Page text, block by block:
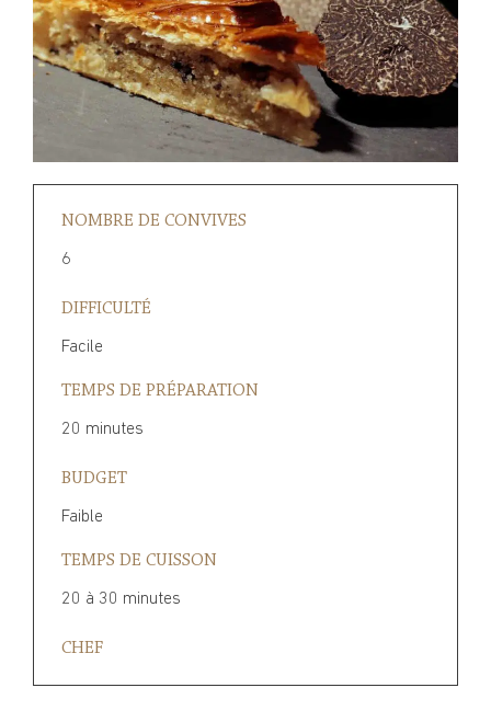
NOMBRE DE CONVIVES
6
DIFFICULTÉ
Facile
TEMPS DE PRÉPARATION
20 minutes
BUDGET
Faible
TEMPS DE CUISSON
20 à 30 minutes
CHEF